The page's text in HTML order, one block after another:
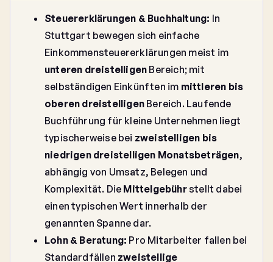
Steuererklärungen & Buchhaltung: In
Stuttgart bewegen sich einfache
Einkommensteuererklärungen meist im
unteren dreistelligen Bereich; mit
selbständigen Einkünften im mittleren bis
oberen dreistelligen Bereich. Laufende
Buchführung für kleine Unternehmen liegt
typischerweise bei zweistelligen bis
niedrigen dreistelligen Monatsbeträgen,
abhängig von Umsatz, Belegen und
Komplexität. Die Mittelgebührstellt dabei
einen typischen Wert innerhalb der
genannten Spanne dar.
Lohn & Beratung: Pro Mitarbeiter fallen bei
Standardfällen zweistellige